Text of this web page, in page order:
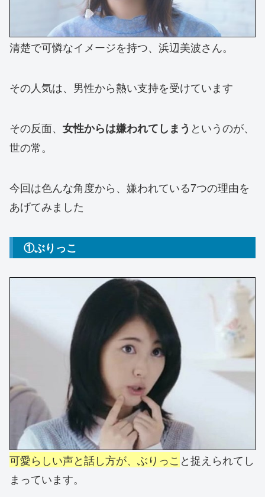
清楚で可憐なイメージを持つ、浜辺美波さん。
その人気は、男性から熱い支持を受けています
その反面、 女性からは嫌われてしまう というのが、
世の常。
今回は色んな角度から、嫌われている7つの理由を
あげてみました
①ぶりっこ
可愛らしい声と話し方が、ぶりっこ と捉えられてし
まっています。